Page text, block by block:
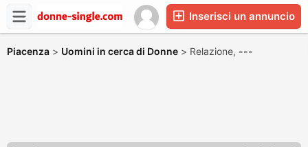
Inserisci un annuncio
Piacenza > Uomini in cerca di Donne > Relazione, ---